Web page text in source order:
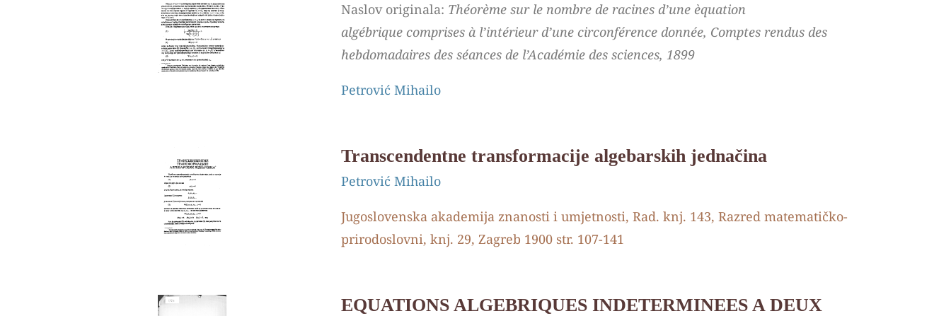
Naslov originala: Théorème sur le nombre de racines d’une èquation
algébrique comprises à l’intérieur d’une circonférence donnée, Comptes rendus des
hebdomadaires des séances de l’Académie des sciences, 1899
Petrović Mihailo
Transcendentne transformacije algebarskih jednačina
Petrović Mihailo
Jugoslovenska akademija znanosti i umjetnosti, Rad. knj. 143, Razred matematičko-
prirodoslovni, knj. 29, Zagreb 1900 str. 107-141
EQUATIONS ALGEBRIQUES INDETERMINEES A DEUX